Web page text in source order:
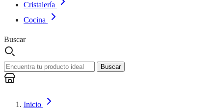
Cristalería
Cocina
Buscar
Buscar
Inicio